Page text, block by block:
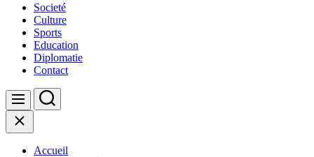
Societé
Culture
Sports
Education
Diplomatie
Contact
Menu Search
Close
Accueil